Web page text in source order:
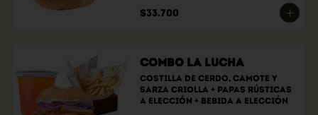
$33.700
Combo La Lucha
Costilla de cerdo, camote y
sarza criolla + papas rústicas
a elección + bebida a elección